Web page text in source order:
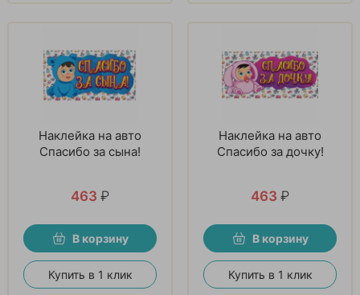
Наклейка на авто
Спасибо за сына!
463 ₽
В корзину
Купить в 1 клик
Наклейка на авто
Спасибо за дочку!
463 ₽
В корзину
Купить в 1 клик